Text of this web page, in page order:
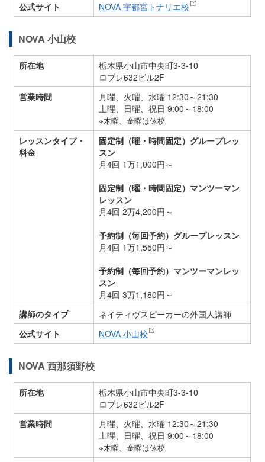
公式サイト
NOVA 宇都宮トナリエ校
NOVA 小山校
所在地
栃木県小山市中央町3-3-10
ロブレ632ビル2F
営業時間
月曜、火曜、水曜 12:30～21:30
土曜、日曜、祝日 9:00～18:00
※木曜、金曜は休校
レッスンタイプ・
料金
固定制（曜・時間固定）グループレッ
スン
月4回 1万1,000円～
固定制（曜・時間固定）マンツーマン
レッスン
月4回 2万4,200円～
予約制（毎回予約）グループレッスン
月4回 1万1,550円～
予約制（毎回予約）マンツーマンレッ
スン
月4回 3万1,180円～
講師のタイプ
ネイティヴスピーカーの外国人講師
公式サイト
NOVA 小山校
NOVA 西那須野校
所在地
栃木県小山市中央町3-3-10
ロブレ632ビル2F
営業時間
月曜、火曜、水曜 12:30～21:30
土曜、日曜、祝日 9:00～18:00
※木曜、金曜は休校